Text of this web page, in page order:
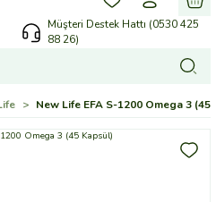
Müşteri Destek Hattı (0530 425
88 26)
New Life EFA S-1200 Omega 3